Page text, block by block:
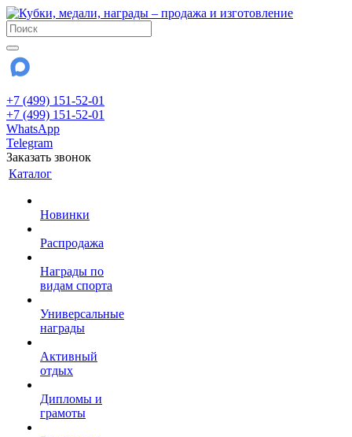
+7 (499) 151-52-01
+7 (499) 151-52-01
WhatsApp
Telegram
Заказать звонок
Каталог
Новинки
Распродажа
Награды по
видам спорта
Универсальные
награды
Активный
отдых
Дипломы и
грамоты